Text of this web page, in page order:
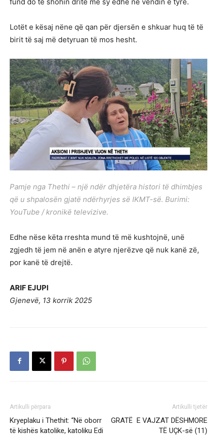
Lotët e kësaj nëne që qan për djersën e shkuar huq të të
birit të saj më detyruan të mos hesht.
Pamje nga Thethi – një ndër dhjetëra histori të dhimbjes
që u shpalosën gjatë ndërhyrjes së IKMT-së. Burimi:
YouTube / kronikë televizive.
Edhe nëse këta rreshta mund të më kushtojnë, unë
zgjedh të jem në anën e atyre njerëzve që nuk kanë zë,
por kanë të drejtë.
ARIF EJUPI
Gjenevë, 13 korrik 2025
Artikulli përpara
Kryeplaku i Thethit: “Në oborr
të kishës katolike, katoliku Edi
Artikulli tjetër
GRATË E VAJZAT DËSHMORE
TË UÇK-së (11)